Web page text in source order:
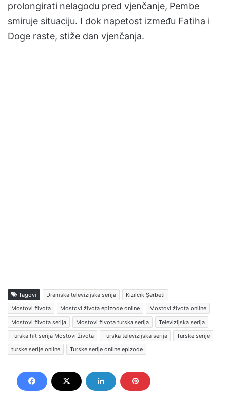
prolongirati nelagodu pred vjenčanje, Pembe
smiruje situaciju. I dok napetost između Fatiha i
Doge raste, stiže dan vjenčanja.
Tagovi Dramska televizijska serija
Kızılcık Şerbeti
Mostovi života
Mostovi života epizode online
Mostovi života online
Mostovi života serija
Mostovi života turska serija
Televizijska serija
Turska hit serija Mostovi života
Turska televizijska serija
Turske serije
turske serije online
Turske serije online epizode